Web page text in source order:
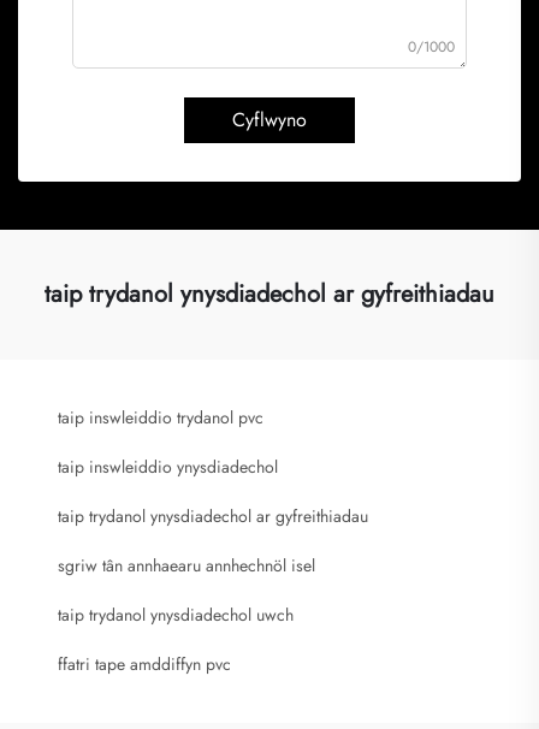
0/1000
Cyflwyno
taip trydanol ynysdiadechol ar gyfreithiadau
taip inswleiddio trydanol pvc
taip inswleiddio ynysdiadechol
taip trydanol ynysdiadechol ar gyfreithiadau
sgriw tân annhaearu annhechnöl isel
taip trydanol ynysdiadechol uwch
ffatri tape amddiffyn pvc